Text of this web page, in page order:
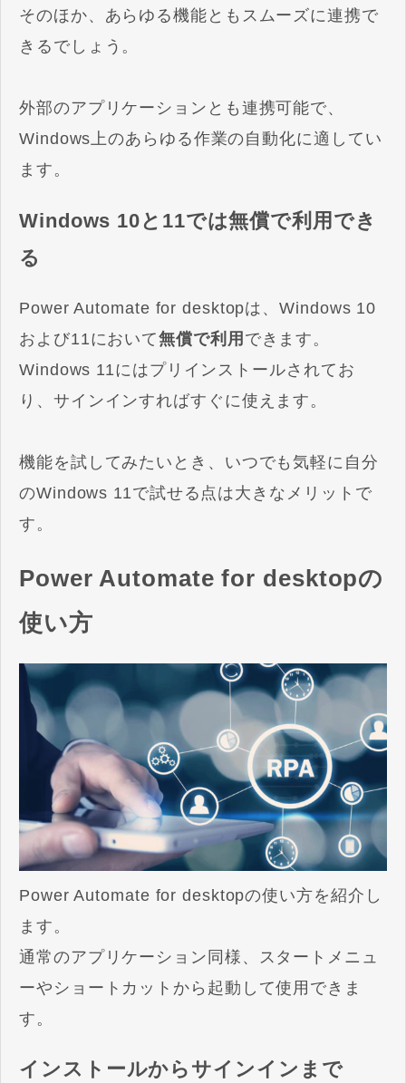
そのほか、あらゆる機能ともスムーズに連携で
きるでしょう。
外部のアプリケーションとも連携可能で、
Windows上のあらゆる作業の自動化に適してい
ます。
Windows 10と11では無償で利用でき
る
Power Automate for desktopは、Windows 10
および11において無償で利用 できます。
Windows 11にはプリインストールされてお
り、サインインすればすぐに使えます。
機能を試してみたいとき、いつでも気軽に自分
のWindows 11で試せる点は大きなメリットで
す。
Power Automate for desktopの
使い方
Power Automate for desktopの使い方を紹介し
ます。
通常のアプリケーション同様、スタートメニュ
ーやショートカットから起動して使用できま
す。
インストールからサインインまで